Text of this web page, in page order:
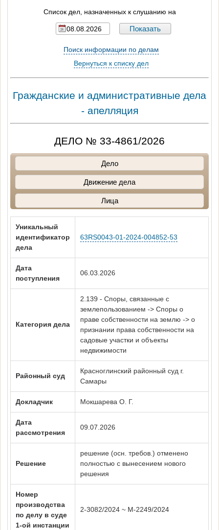
Список дел, назначенных к слушанию на
Поиск информации по делам
Вернуться к списку дел
Гражданские и административные дела
- апелляция
ДЕЛО № 33-4861/2026
Дело
Движение дела
Лица
Уникальный
идентификатор
дела
63RS0043-01-2024-004852-53
Дата
поступления
06.03.2026
Категория дела
2.139 - Споры, связанные с
землепользованием -> Споры о
праве собственности на землю -> о
признании права собственности на
садовые участки и объекты
недвижимости
Районный суд
Красноглинский районный суд г.
Самары
Докладчик Мокшарева О. Г.
Дата
рассмотрения
09.07.2026
Решение
решение (осн. требов.) отменено
полностью с вынесением нового
решения
Номер
производства
по делу в суде
1-ой инстанции
2-3082/2024 ~ М-2249/2024